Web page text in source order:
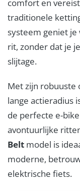
comfort en
traditionele
systeem geniet je
rit, zonder dat je
slijtage.
Met zijn robuuste
lange actieradius
de perfecte e-
avontuurlijke
Belt model is
moderne,
elektrische fiets.